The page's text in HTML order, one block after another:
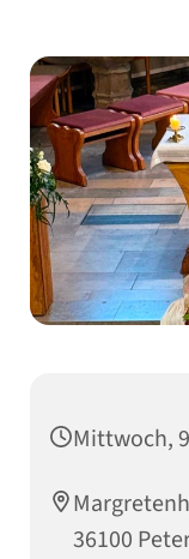
Mittwoch,
36100